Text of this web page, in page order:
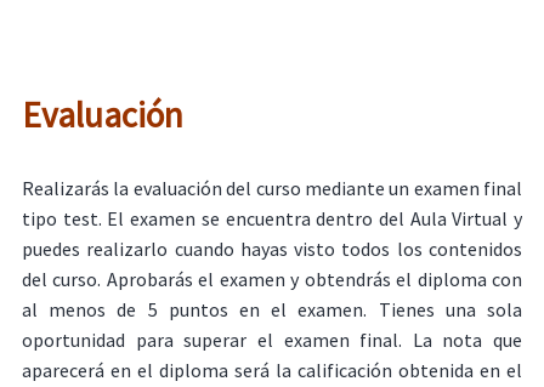
Evaluación
Realizarás la evaluación del curso mediante un examen final
tipo test. El examen se encuentra dentro del Aula Virtual y
puedes realizarlo cuando hayas visto todos los contenidos
del curso. Aprobarás el examen y obtendrás el diploma con
al menos de 5 puntos en el examen. Tienes una sola
oportunidad para superar el examen final. La nota que
aparecerá en el diploma será la calificación obtenida en el